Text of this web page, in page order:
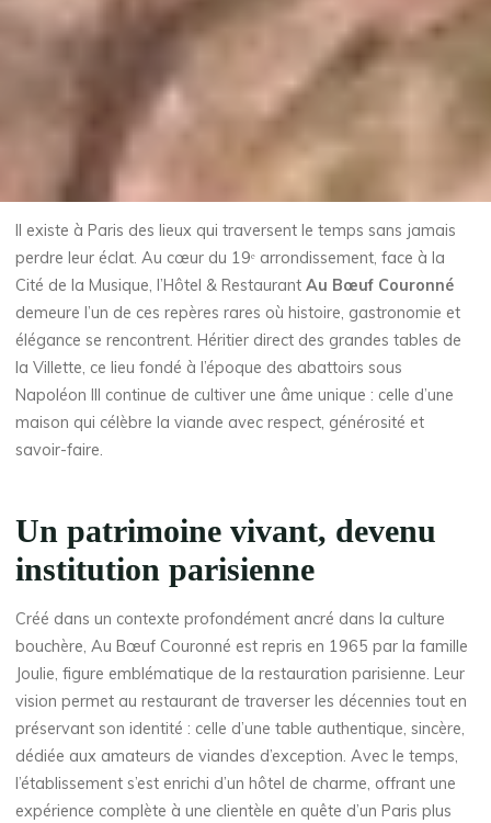
Il existe à Paris des lieux qui traversent le temps sans jamais
perdre leur éclat. Au cœur du 19ᵉ arrondissement, face à la
Cité de la Musique, l’Hôtel & RestaurantAu Bœuf Couronné
demeure l’un de ces repères rares où histoire, gastronomie et
élégance se rencontrent. Héritier direct des grandes tables de
la Villette, ce lieu fondé à l’époque des abattoirs sous
Napoléon III continue de cultiver une âme unique : celle d’une
maison qui célèbre la viande avec respect, générosité et
savoir-faire.
Un patrimoine vivant, devenu
institution parisienne
Créé dans un contexte profondément ancré dans la culture
bouchère, Au Bœuf Couronné est repris en 1965 par la famille
Joulie, figure emblématique de la restauration parisienne. Leur
vision permet au restaurant de traverser les décennies tout en
préservant son identité : celle d’une table authentique, sincère,
dédiée aux amateurs de viandes d’exception. Avec le temps,
l’établissement s’est enrichi d’un hôtel de charme, offrant une
expérience complète à une clientèle en quête d’un Paris plus